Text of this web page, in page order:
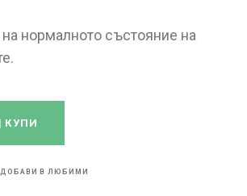
нормалното състояние на
Морски Магнезий 350 мг x 30
КУПИ
ДОБАВИ В ЛЮБИМИ